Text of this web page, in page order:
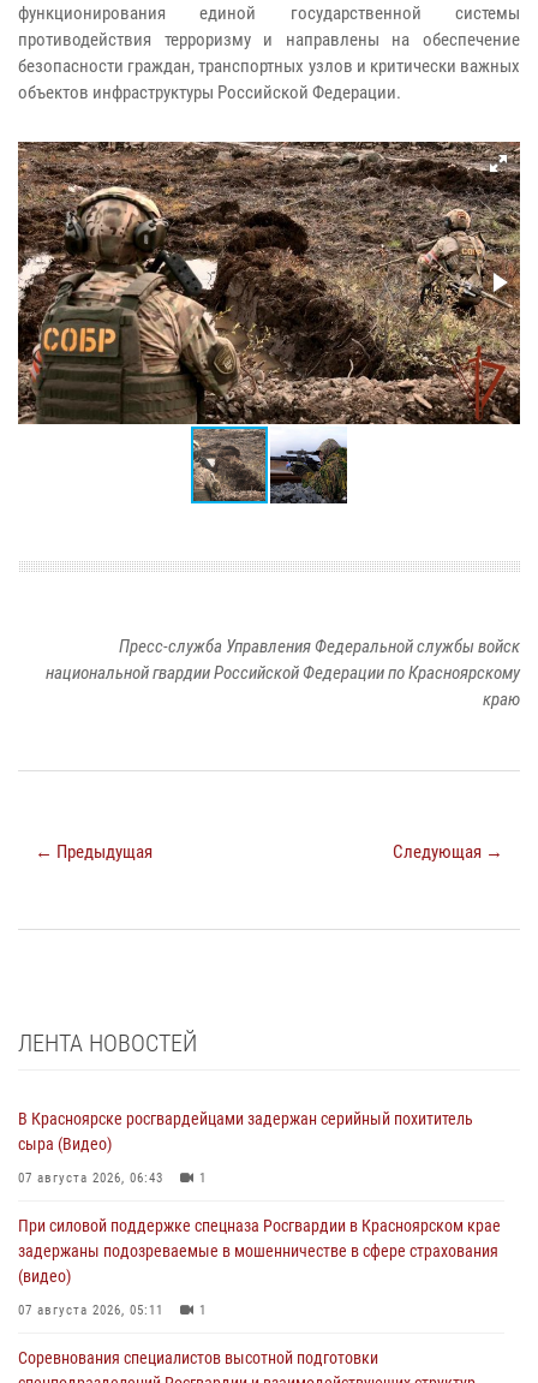
функционирования единой государственной системы
противодействия терроризму и направлены на обеспечение
безопасности граждан, транспортных узлов и критически важных
объектов инфраструктуры Российской Федерации.
Пресс-служба Управления Федеральной службы войск
национальной гвардии Российской Федерации по Красноярскому
краю
← Предыдущая Следующая →
ЛЕНТА НОВОСТЕЙ
В Красноярске росгвардейцами задержан серийный похититель
сыра (Видео)
07 августа 2026, 06:43 1
При силовой поддержке спецназа Росгвардии в Красноярском крае
задержаны подозреваемые в мошенничестве в сфере страхования
(видео)
07 августа 2026, 05:11 1
Соревнования специалистов высотной подготовки